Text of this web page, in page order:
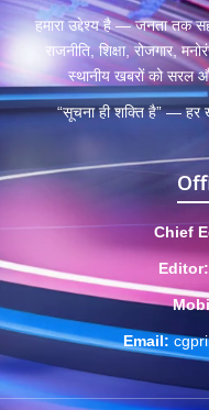
हमारा उद्देश्य है — जनता तक
राजनीति, शिक्षा, रोजगार,
स्थानीय खबरों को सरल
“सूचना ही शक्ति है” — हर
Chief
Editor:
Email: